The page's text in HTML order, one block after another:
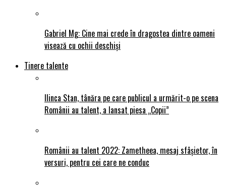
Gabriel Mg: Cine mai crede în dragostea dintre oameni
visează cu ochii deschiși
Tinere talente
Ilinca Stan, tânăra pe care publicul a urmărit-o pe scena
Românii au talent, a lansat piesa „Copii”
Românii au talent 2022: Zametheea, mesaj sfâșietor, în
versuri, pentru cei care ne conduc